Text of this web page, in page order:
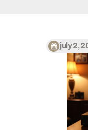
july 2,